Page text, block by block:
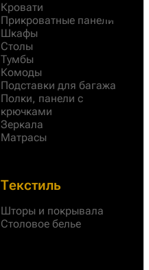
Кровати
Прикроватные панели
Шкафы
Столы
Тумбы
Комоды
Подставки для багажа
Полки, панели с
крючками
Зеркала
Матрасы
Текстиль
Шторы и покрывала
Столовое белье